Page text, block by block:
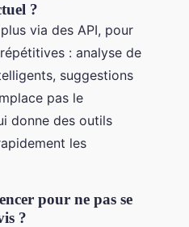
?
plus via des API, pour
: analyse de
suggestions
pas le
donne des outils
les
pour ne pas se
?